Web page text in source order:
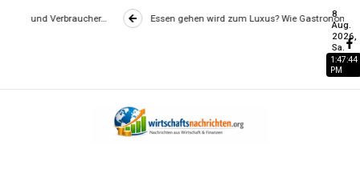
Essen gehen wird zum Luxus? Wie Gastronomiepreise entstehen und8
Aug.
2026,
Sa.
1:47:46
PM